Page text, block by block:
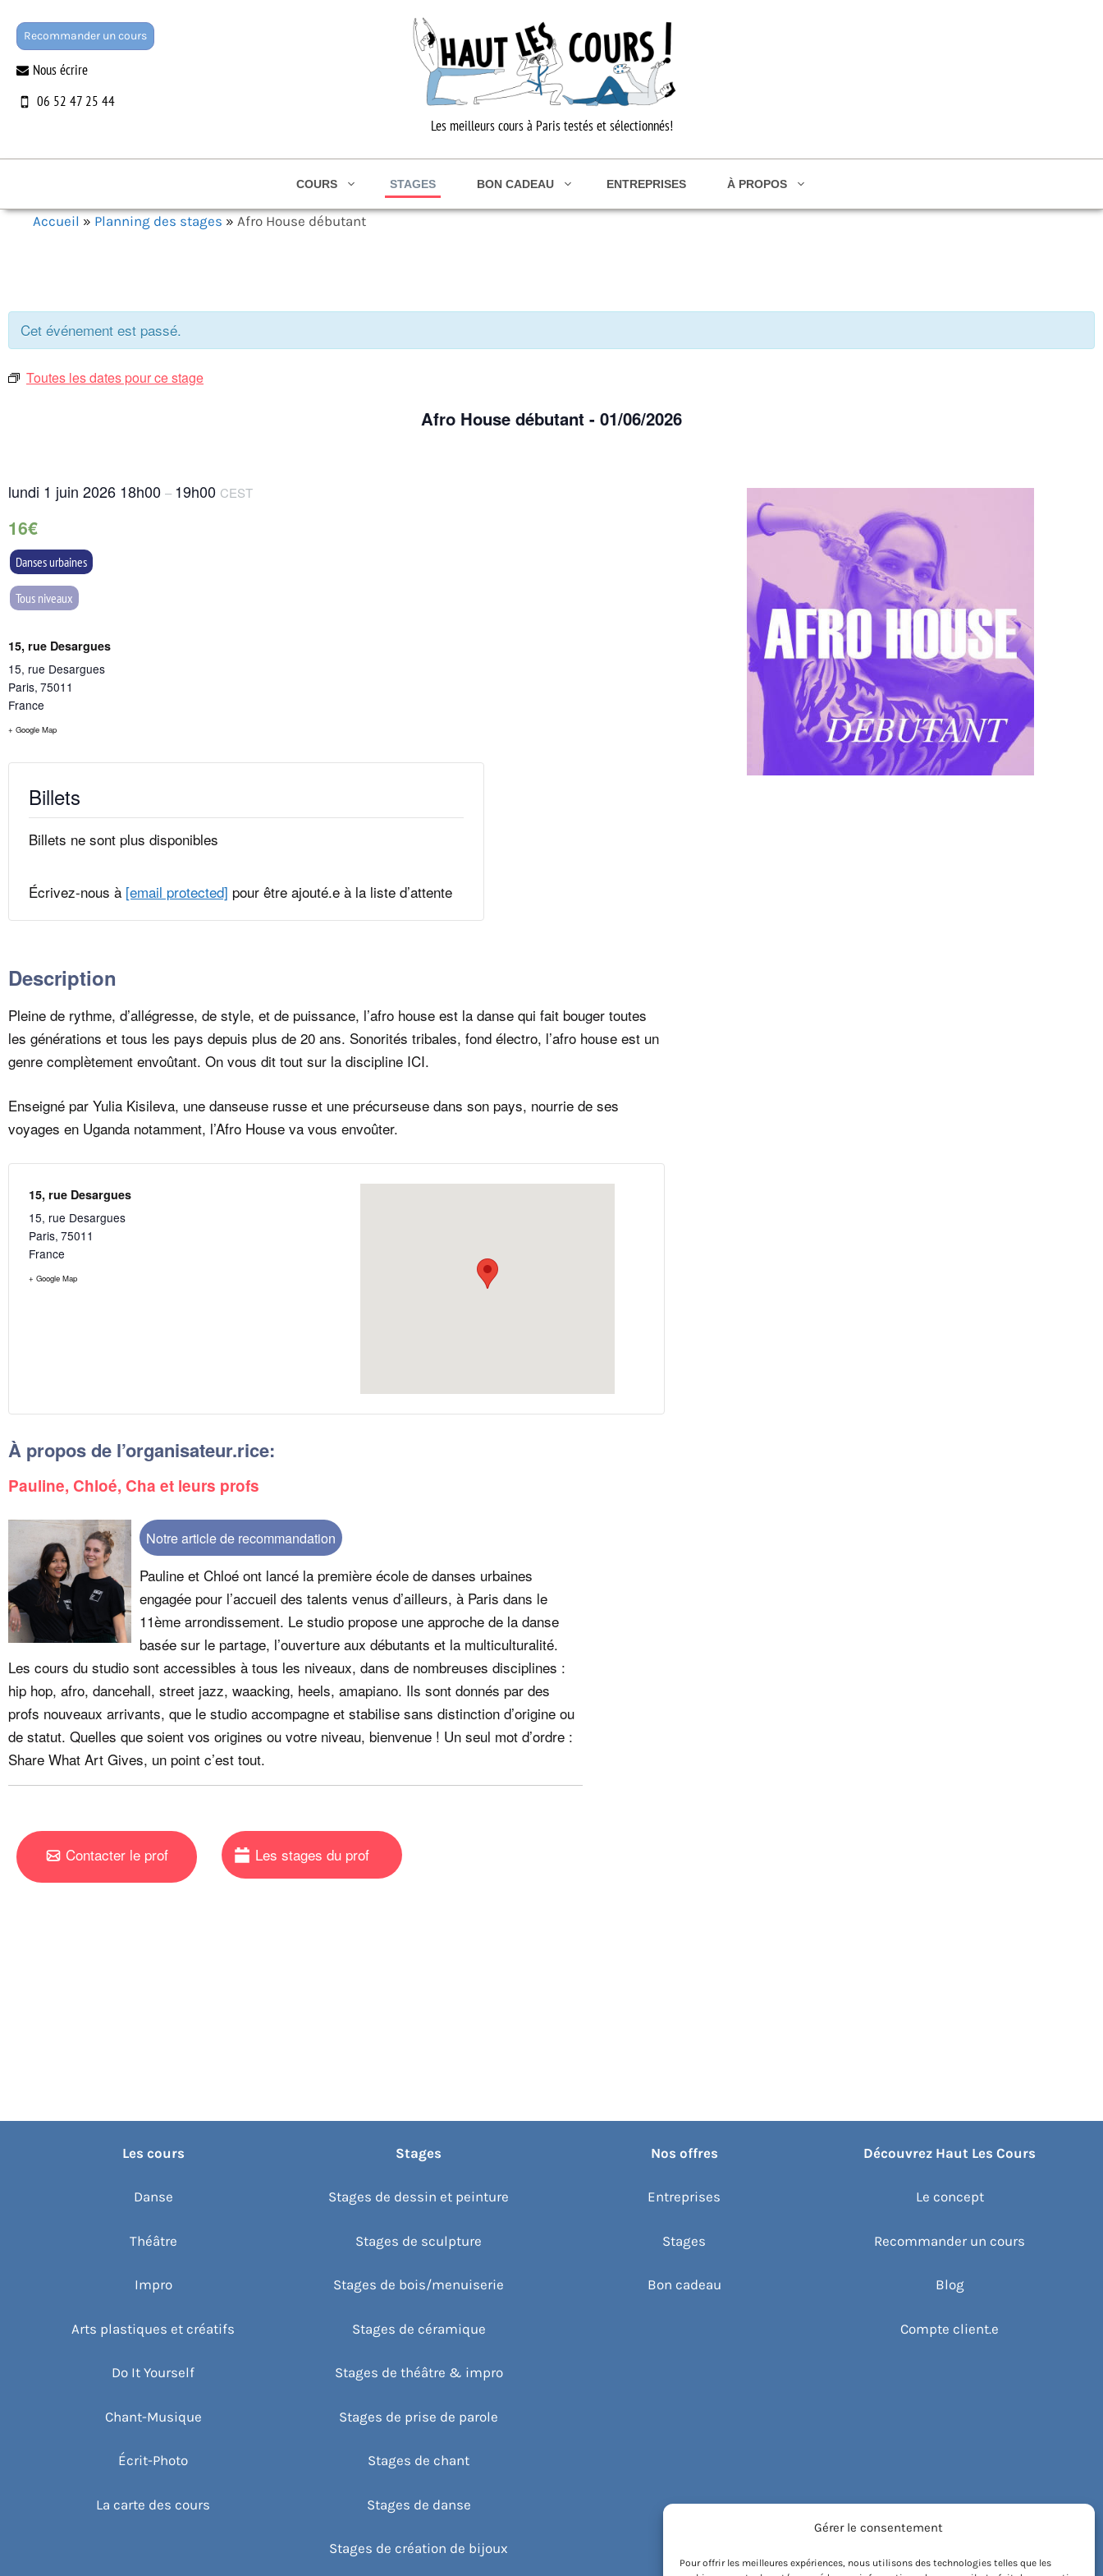
Gérer le consentement
Pour offrir les meilleures expériences, nous utilisons des technologies telles que les
Les meilleurs cours à Paris testés et sélectionnés!
Recommander un cours
Nous écrire
06 52 47 25 44
COURS STAGES BON CADEAU ENTREPRISES À PROPOS
Accueil » Planning des stages » Afro House débutant
Cet événement est passé.
Toutes les dates pour ce stage
Afro House débutant - 01/06/2026
lundi 1 juin 2026 18h00 – 19h00 CEST
16€
Danses urbaines
Tous niveaux
15, rue Desargues
15, rue Desargues
Paris, 75011
France
+ Google Map
Billets
Billets ne sont plus disponibles
Écrivez-nous à [email protected] pour être ajouté.e à la liste d’attente
Description
Pleine de rythme, d’allégresse, de style, et de puissance, l’afro house est la danse qui fait bouger toutes
les générations et tous les pays depuis plus de 20 ans. Sonorités tribales, fond électro, l’afro house est un
genre complètement envoûtant. On vous dit tout sur la discipline ICI.
Enseigné par Yulia Kisileva, une danseuse russe et une précurseuse dans son pays, nourrie de ses
voyages en Uganda notamment, l’Afro House va vous envoûter.
15, rue Desargues
15, rue Desargues
Paris, 75011
France
+ Google Map
À propos de l’organisateur.rice:
Pauline, Chloé, Cha et leurs profs
Notre article de recommandation
Pauline et Chloé ont lancé la première école de danses urbaines
engagée pour l’accueil des talents venus d’ailleurs, à Paris dans le
11ème arrondissement. Le studio propose une approche de la danse
basée sur le partage, l’ouverture aux débutants et la multiculturalité.
Les cours du studio sont accessibles à tous les niveaux, dans de nombreuses disciplines :
hip hop, afro, dancehall, street jazz, waacking, heels, amapiano. Ils sont donnés par des
profs nouveaux arrivants, que le studio accompagne et stabilise sans distinction d’origine ou
de statut. Quelles que soient vos origines ou votre niveau, bienvenue ! Un seul mot d’ordre :
Share What Art Gives, un point c’est tout.
Contacter le prof
Les cours
Danse
Théâtre
Impro
Arts plastiques et créatifs
Do It Yourself
Chant-Musique
Écrit-Photo
La carte des cours
Stages
Stages de dessin et peinture
Stages de sculpture
Stages de bois/menuiserie
Stages de céramique
Stages de théâtre & impro
Stages de prise de parole
Stages de chant
Stages de danse
Stages de création de bijoux
Nos offres
Entreprises
Stages
Bon cadeau
Découvrez Haut Les Cours
Le concept
Recommander un cours
Blog
Compte client.e